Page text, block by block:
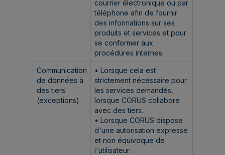
courrier électronique ou par
téléphone afin de fournir
des informations sur ses
produits et services et pour
se conformer aux
procédures internes.
Communication
de données à
des tiers
(exceptions)
• Lorsque cela est
strictement nécessaire pour
les services demandés,
lorsque CORUS collabore
avec des tiers.
• Lorsque CORUS dispose
d'une autorisation expresse
et non équivoque de
l'utilisateur.